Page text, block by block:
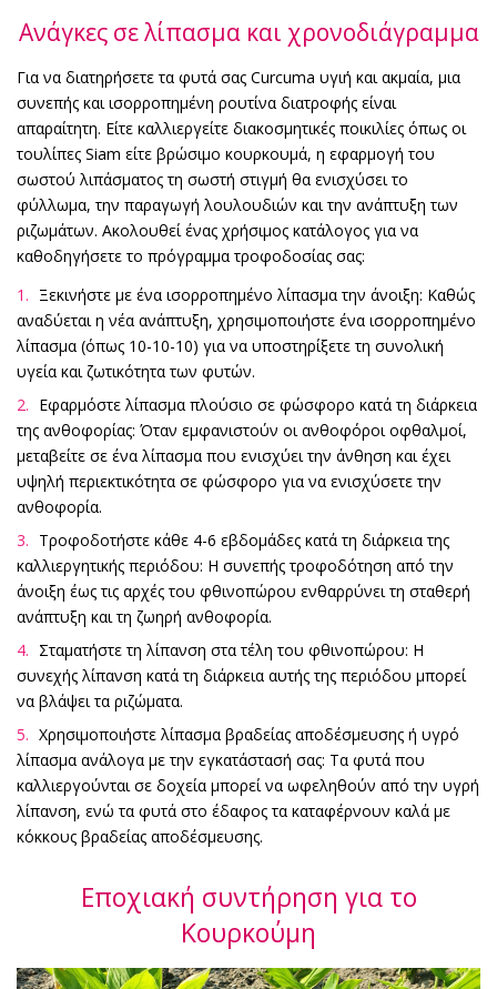
Ανάγκες σε λίπασμα και χρονοδιάγραμμα
Για να διατηρήσετε τα φυτά σας Curcuma υγιή και ακμαία, μια
συνεπής και ισορροπημένη ρουτίνα διατροφής είναι
απαραίτητη. Είτε καλλιεργείτε διακοσμητικές ποικιλίες όπως οι
τουλίπες Siam είτε βρώσιμο κουρκουμά, η εφαρμογή του
σωστού λιπάσματος τη σωστή στιγμή θα ενισχύσει το
φύλλωμα, την παραγωγή λουλουδιών και την ανάπτυξη των
ριζωμάτων. Ακολουθεί ένας χρήσιμος κατάλογος για να
καθοδηγήσετε το πρόγραμμα τροφοδοσίας σας:
Ξεκινήστε με ένα ισορροπημένο λίπασμα την άνοιξη: Καθώς
αναδύεται η νέα ανάπτυξη, χρησιμοποιήστε ένα ισορροπημένο
λίπασμα (όπως 10-10-10) για να υποστηρίξετε τη συνολική
υγεία και ζωτικότητα των φυτών.
Εφαρμόστε λίπασμα πλούσιο σε φώσφορο κατά τη διάρκεια
της ανθοφορίας: Όταν εμφανιστούν οι ανθοφόροι οφθαλμοί,
μεταβείτε σε ένα λίπασμα που ενισχύει την άνθηση και έχει
υψηλή περιεκτικότητα σε φώσφορο για να ενισχύσετε την
ανθοφορία.
Τροφοδοτήστε κάθε 4-6 εβδομάδες κατά τη διάρκεια της
καλλιεργητικής περιόδου: Η συνεπής τροφοδότηση από την
άνοιξη έως τις αρχές του φθινοπώρου ενθαρρύνει τη σταθερή
ανάπτυξη και τη ζωηρή ανθοφορία.
Σταματήστε τη λίπανση στα τέλη του φθινοπώρου: Η
συνεχής λίπανση κατά τη διάρκεια αυτής της περιόδου μπορεί
να βλάψει τα ριζώματα.
Χρησιμοποιήστε λίπασμα βραδείας αποδέσμευσης ή υγρό
λίπασμα ανάλογα με την εγκατάστασή σας: Τα φυτά που
καλλιεργούνται σε δοχεία μπορεί να ωφεληθούν από την υγρή
λίπανση, ενώ τα φυτά στο έδαφος τα καταφέρνουν καλά με
κόκκους βραδείας αποδέσμευσης.
Εποχιακή συντήρηση για το
Κουρκούμη